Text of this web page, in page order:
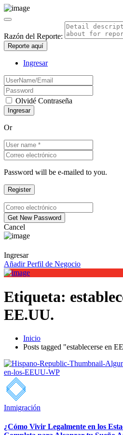
Razón del Reporte:
Reporte aquí
Ingresar
Olvidé Contraseña
Or
Password will be e-mailed to you.
Cancel
Ingresar
Añadir Perfil de Negocio
Etiqueta:
EE.UU.
Inicio
Posts tagged "establecerse en
Inmigración
¿Cómo Vivir Legalmente en los